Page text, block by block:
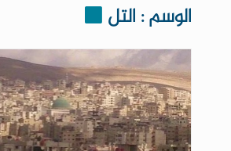
الوسم : التل